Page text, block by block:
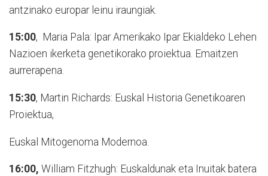
antzi­na­ko europar leinu iraungiak.
15:00, Maria Pala: Ipar Amerikako Ipar Ekialdeko Lehen
Nazioen ikerketa genetikorako proiektua. Emaitzen
aurrerapena.
15:30, Martin Richards: Euskal Historia Genetikoaren
Proiektua,
Euskal Mitogenoma Modernoa.
16:00, William Fitzhugh: Eus­kal­dunak eta Inuitak batera